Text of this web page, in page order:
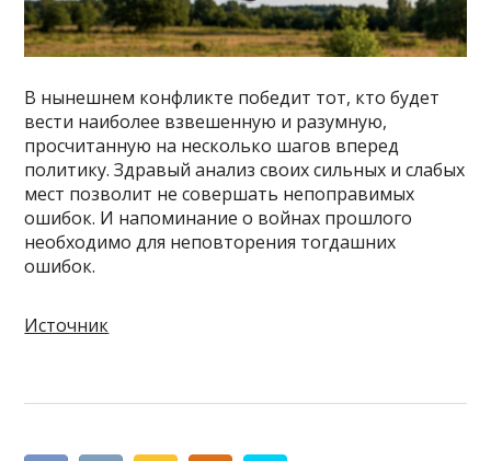
В нынешнем конфликте победит тот, кто будет
вести наиболее взвешенную и разумную,
просчитанную на несколько шагов вперед
политику. Здравый анализ своих сильных и слабых
мест позволит не совершать непоправимых
ошибок. И напоминание о войнах прошлого
необходимо для неповторения тогдашних
ошибок.
Источник